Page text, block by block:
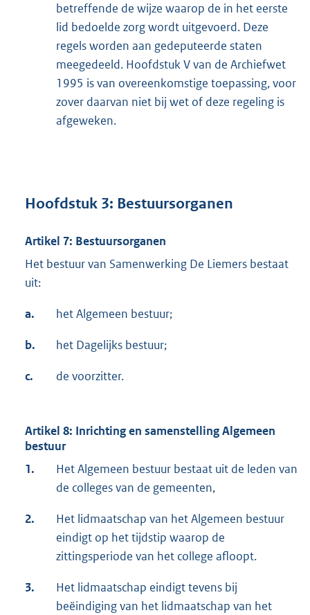
betreffende de wijze waarop de in het eerste
lid bedoelde zorg wordt uitgevoerd. Deze
regels worden aan gedeputeerde staten
meegedeeld. Hoofdstuk V van de Archiefwet
1995 is van overeenkomstige toepassing, voor
zover daarvan niet bij wet of deze regeling is
afgeweken.
Hoofdstuk 3: Bestuursorganen
Artikel 7: Bestuursorganen
Het bestuur van Samenwerking De Liemers bestaat
uit:
a. het Algemeen bestuur;
b. het Dagelijks bestuur;
c. de voorzitter.
Artikel 8: Inrichting en samenstelling Algemeen
bestuur
1.
Het Algemeen bestuur bestaat uit de leden van
de colleges van de gemeenten,
2.
Het lidmaatschap van het Algemeen bestuur
eindigt op het tijdstip waarop de
zittingsperiode van het college afloopt.
3.
Het lidmaatschap eindigt tevens bij
beëindiging van het lidmaatschap van het